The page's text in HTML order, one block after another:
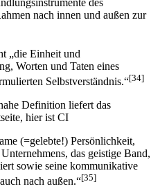
des
nach innen und außen zur
„die Einheit und
Worten und Taten eines
Definition liefert das
(=gelebte!) Persönlichkeit,
das geistige Band,
sowie seine kommunikative